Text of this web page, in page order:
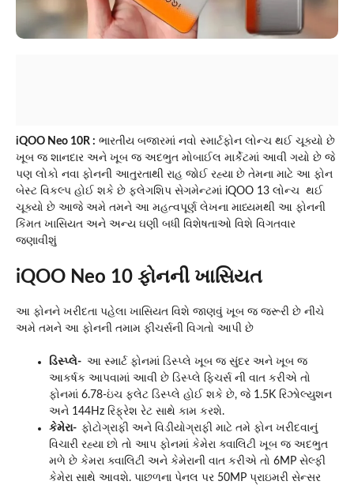
iQOO Neo 10R : ભારતીય બજારમાં નવો સ્માર્ટફોન લોન્ચ થઈ ચૂક્યો છે
ખૂબ જ શાનદાર અને ખૂબ જ અદભુત મોબાઈલ માર્કેટમાં આવી ગયો છે જે
પણ લોકો નવા ફોનની આતુરતાથી રાહ જોઈ રહ્યા છે તેમના માટે આ ફોન
બેસ્ટ વિકલ્પ હોઈ શકે છે ફ્લેગશિપ સેગમેન્ટમાં iQOO 13 લોન્ચ થઈ
ચૂક્યો છે આજે અમે તમને આ મહત્વપૂર્ણ લેખના માધ્યમથી આ ફોનની
કિંમત ખાસિયત અને અન્ય ઘણી બધી વિશેષતાઓ વિશે વિગતવાર
જણાવીશું
iQOO Neo 10 ફોનની ખાસિયત
આ ફોનને ખરીદતા પહેલા ખાસિયત વિશે જાણવું ખૂબ જ જરૂરી છે નીચે
અમે તમને આ ફોનની તમામ ફીચર્સની વિગતો આપી છે
ડિસ્પ્લે- આ સ્માર્ટ ફોનમાં ડિસ્પ્લે ખૂબ જ સુંદર અને ખૂબ જ
આકર્ષક આપવામાં આવી છે ડિસ્પ્લે ફિચર્સ ની વાત કરીએ તો
ફોનમાં 6.78-ઇંચ ફ્લેટ ડિસ્પ્લે હોઈ શકે છે, જે 1.5K રિઝોલ્યુશન
અને 144Hz રિફ્રેશ રેટ સાથે કામ કરશે.
કેમેરા- ફોટોગ્રાફી અને વિડીયોગ્રાફી માટે તમે ફોન ખરીદવાનું
વિચારી રહ્યા છો તો આપ ફોનમાં કેમેરા ક્વાલિટી ખૂબ જ અદભુત
મળે છે કેમરા ક્વાલિટી અને કેમેરાની વાત કરીએ તો 6MP સેલ્ફી
કેમેરા સાથે આવશે. પાછળના પેનલ પર 50MP પ્રાઇમરી સેન્સર